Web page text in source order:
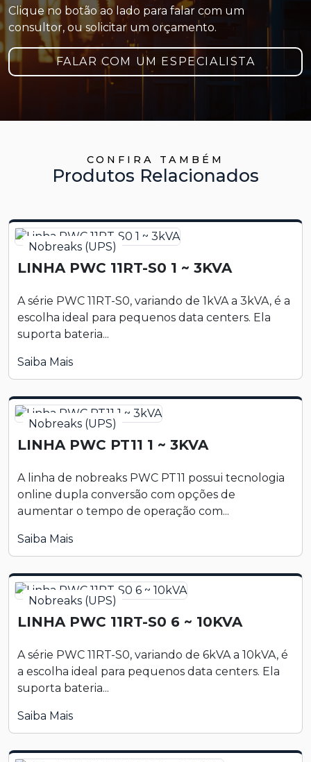
Clique no botão ao lado para falar com um
consultor, ou solicitar um orçamento.
FALAR COM UM ESPECIALISTA
CONFIRA TAMBÉM
Produtos Relacionados
Nobreaks (UPS)
LINHA PWC 11RT-S0 1 ~ 3KVA
A série PWC 11RT-S0, variando de 1kVA a 3kVA, é a
escolha ideal para pequenos data centers. Ela
suporta bateria...
Saiba Mais
Nobreaks (UPS)
LINHA PWC PT11 1 ~ 3KVA
A linha de nobreaks PWC PT11 possui tecnologia
online dupla conversão com opções de
aumentar o tempo de operação com...
Saiba Mais
Nobreaks (UPS)
LINHA PWC 11RT-S0 6 ~ 10KVA
A série PWC 11RT-S0, variando de 6kVA a 10kVA, é
a escolha ideal para pequenos data centers. Ela
suporta bateria...
Saiba Mais